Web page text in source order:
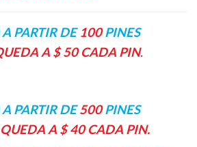
PARTIR DE100PINES
A $ 50 CADA PIN.
PARTIR DE500PINES
QUEDA A $ 40 CADA PIN.